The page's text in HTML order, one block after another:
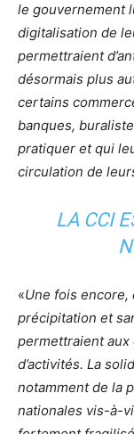
le gouvernement
digitalisation de
permettraient
désormais plus
certains
banques,
pratiquer et qui
circulation de
LA CCI
«Une fois encore,
précipitation et
permettraient
d’activités. La
notamment de la
nationales vis-à-